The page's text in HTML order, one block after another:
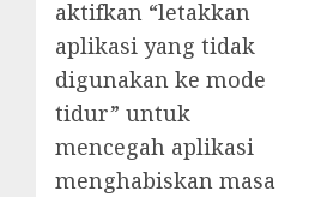
aktifkan “letakkan
aplikasi yang tidak
digunakan ke mode
tidur” untuk
mencegah aplikasi
menghabiskan masa